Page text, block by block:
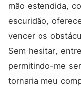
mão estendida,
escuridão,
vencer os
Sem hesitar,
permitindo-me
tornaria meu